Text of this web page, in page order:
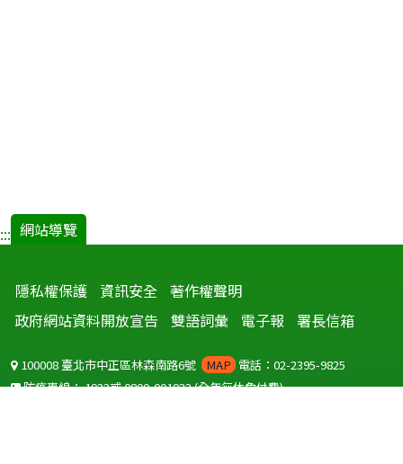
::: 網站導覽
隱私權保護 資訊安全 著作權聲明
政府網站資料開放宣告
雙語詞彙 電子報 署長信箱
100008 臺北市中正區林森南路6號 MAP 電話：02-2395-9825
防疫專線：1922或0800-001922(全年無休免付費)